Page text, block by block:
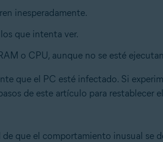
- 32 o 64 bits
inesperadamente.
que intenta ver.
o CPU, aunque no se esté
que el PC esté infectado. Si
de este artículo para
que el comportamiento inusual